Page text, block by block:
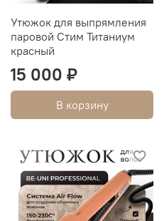
Утюжок для выпрямления
паровой Стим Титаниум
красный
15 000 ₽
В корзину